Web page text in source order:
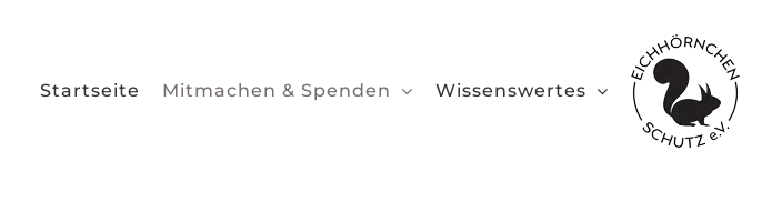
Startseite Mitmachen & Spenden Wissenswertes